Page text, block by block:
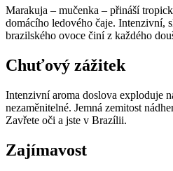
Marakuja – mučenka – přináší
domácího ledového čaje. Intenzivní,
brazilského ovoce činí z každého
Chuťový zážitek
Intenzivní aroma doslova exploduje
nezaměnitelné. Jemná zemitost
Zavřete oči a jste v Brazílii.
Zajímavost